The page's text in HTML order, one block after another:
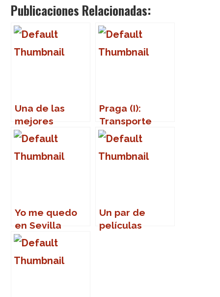
Publicaciones Relacionadas:
Una de las
mejores
escenas de
Praga (I):
Transporte
público
Yo me quedo
en Sevilla
Un par de
películas